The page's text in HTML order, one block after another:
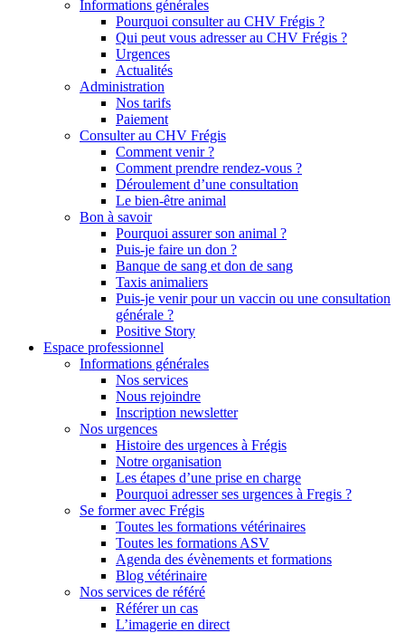
Informations générales
Pourquoi consulter au CHV Frégis ?
Qui peut vous adresser au CHV Frégis ?
Urgences
Actualités
Administration
Nos tarifs
Paiement
Consulter au CHV Frégis
Comment venir ?
Comment prendre rendez-vous ?
Déroulement d’une consultation
Le bien-être animal
Bon à savoir
Pourquoi assurer son animal ?
Puis-je faire un don ?
Banque de sang et don de sang
Taxis animaliers
Puis-je venir pour un vaccin ou une consultation
générale ?
Positive Story
Espace professionnel
Informations générales
Nos services
Nous rejoindre
Inscription newsletter
Nos urgences
Histoire des urgences à Frégis
Notre organisation
Les étapes d’une prise en charge
Pourquoi adresser ses urgences à Fregis ?
Se former avec Frégis
Toutes les formations vétérinaires
Toutes les formations ASV
Agenda des évènements et formations
Blog vétérinaire
Nos services de référé
Référer un cas
L’imagerie en direct